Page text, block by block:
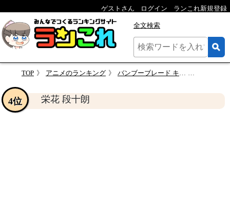
ゲストさん ログイン ランこれ新規登録
全文検索
TOP アニメのランキング バンブーブレード キャラクター人気投票
栄花 段十朗
4位